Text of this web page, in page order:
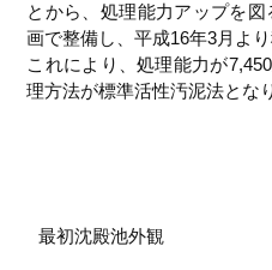
とから、処理能力アップを
画で整備し、平成16年3月よ
これにより、処理能力が
理方法が標準活性汚泥法とな
最初沈殿池外観